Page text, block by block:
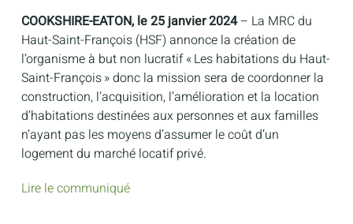
COOKSHIRE-EATON, le 25 janvier 2024– La MRC du
Haut-Saint-François (HSF) annonce la création de
l’organisme à but non lucratif « Les habitations du Haut-
Saint-François » donc la mission sera de coordonner la
construction, l’acquisition, l’amélioration et la location
d’habitations destinées aux personnes et aux familles
n’ayant pas les moyens d’assumer le coût d’un
logement du marché locatif privé.
Lire le communiqué